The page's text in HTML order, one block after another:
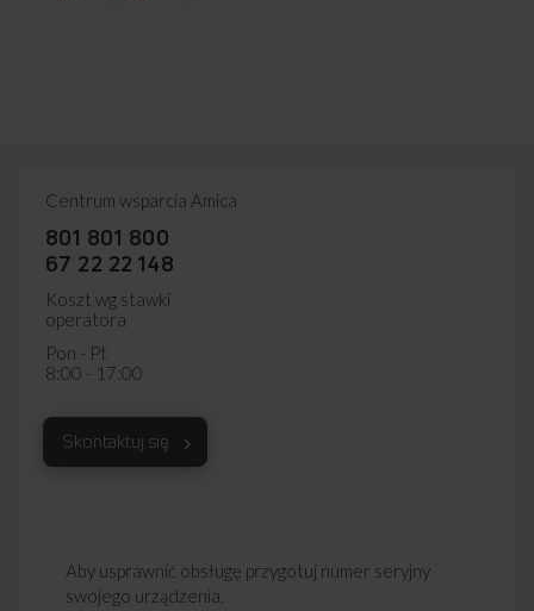
Centrum wsparcia Amica
801 801 800
67 22 22 148
Koszt wg stawki
operatora
Pon - Pt
8:00 - 17:00
Skontaktuj się
Aby usprawnić obsługę przygotuj numer seryjny
swojego urządzenia.